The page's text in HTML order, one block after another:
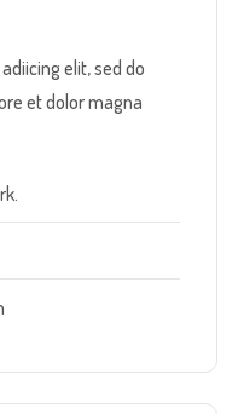
elit, sed do
et dolor magna